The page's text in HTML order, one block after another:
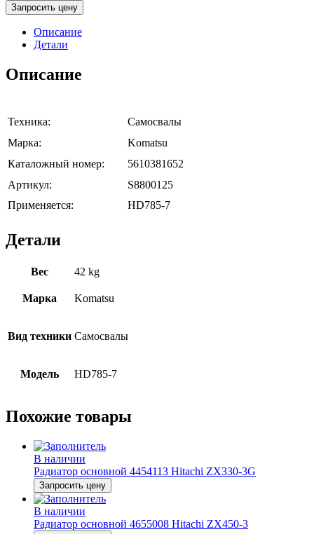
Запросить цену
Описание
Детали
Описание
Техника:
Самосвалы
Марка:
Komatsu
Каталожный номер:
5610381652
Артикул:
S8800125
Применяется:
HD785-7
Детали
Вес 42 kg
Марка Komatsu
Вид техники Самосвалы
Модель HD785-7
Похожие товары
В наличии
Радиатор основной 4454113 Hitachi ZX330-3G
Запросить цену
В наличии
Радиатор основной 4655008 Hitachi ZX450-3